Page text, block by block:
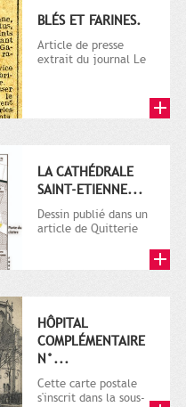
BLÉS ET FARINES.
Article de presse
extrait du journal Le
LA CATHÉDRALE
SAINT-ETIENNE...
Dessin publié dans un
article de Quitterie
HÔPITAL
COMPLÉMENTAIRE
N°...
Cette carte postale
s'inscrit dans la sous-